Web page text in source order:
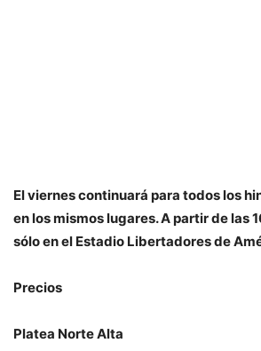
El viernes continuará para todos los
en los mismos lugares. A partir de las
sólo en el Estadio Libertadores de
Precios
Platea Norte Alta